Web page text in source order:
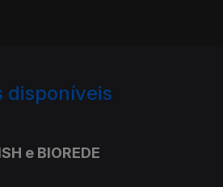
disponíveis
e BIOREDE